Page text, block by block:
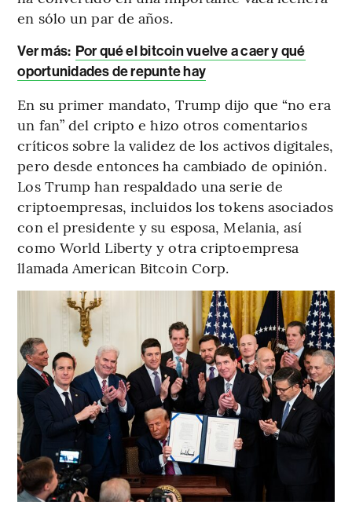
en sólo un par de años.
Ver más: Por qué el bitcoin vuelve a caer y qué
oportunidades de repunte hay
En su primer mandato, Trump dijo que “no era
un fan” del cripto e hizo otros comentarios
críticos sobre la validez de los activos digitales,
pero desde entonces ha cambiado de opinión.
Los Trump han respaldado una serie de
criptoempresas, incluidos los tokens asociados
con el presidente y su esposa, Melania, así
como World Liberty y otra criptoempresa
llamada American Bitcoin Corp.